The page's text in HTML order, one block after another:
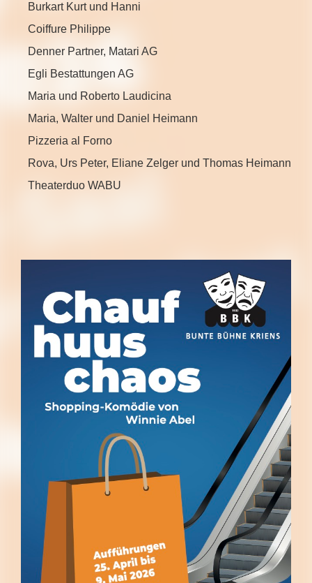
Burkart Kurt und Hanni
Coiffure Philippe
Denner Partner, Matari AG
Egli Bestattungen AG
Maria und Roberto Laudicina
Maria, Walter und Daniel Heimann
Pizzeria al Forno
Rova, Urs Peter, Eliane Zelger und Thomas Heimann
Theaterduo WABU